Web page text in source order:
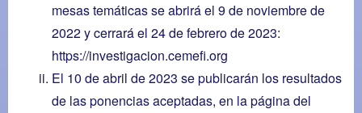
mesas temáticas se abrirá el 9 de noviembre de
2022 y cerrará el 24 de febrero de 2023:
https://investigacion.cemefi.org
El 10 de abril de 2023 se publicarán los resultados
de las ponencias aceptadas, en la página del